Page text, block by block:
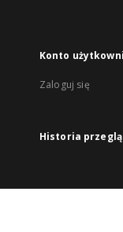
Konto
Zaloguj się
Historia